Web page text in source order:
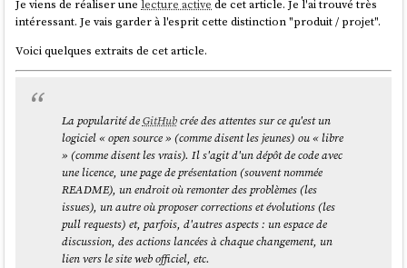
Je n'ai pas trouvé d'image dockerofficielle detang. Toutefois, j'ai
trouvéicil'image non officiellepadhihomelab/tang
J'ai trouvé la configurationbutanedetangsimple à définir (lien vers le
      device: /dev/disk/by-partlabel/var
      wipe_volume: true
      key_file:
Je viens de réaliser une lecture active de cet article. Je l'ai trouvé très
intéressant. Je vais garder à l'esprit cette distinction "produit / projet".
Voici quelques extraits de cet article.
La popularité deGitHubcrée des attentes sur ce qu'est un
logiciel « open source » (comme disent les jeunes) ou « libre
» (comme disent les vrais). Il s'agit d'un dépôt de code avec
une licence, une page de présentation (souvent nommée
README), un endroit où remonter des problèmes (les
issues), un autre où proposer corrections et évolutions (les
pull requests) et, parfois, d'autres aspects : un espace de
discussion, des actions lancées à chaque changement, un
lien vers le site web officiel, etc.